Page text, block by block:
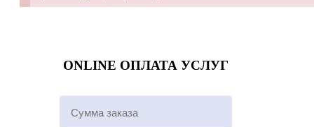
ONLINE ОПЛАТА УСЛУГ